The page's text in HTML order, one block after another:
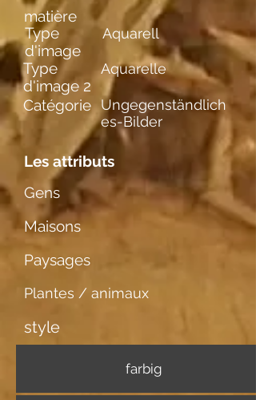
Type
d'image
Aquarell
Type
d'image 2
Aquarelle
Catégorie
Ungegenständlich
es-Bilder
Les attributs
Gens
Maisons
Paysages
Plantes / animaux
style
farbig
matière